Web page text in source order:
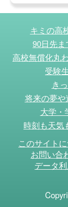
キミの高
90日先
高校無償化丸
受験
き
将来の夢や
大学・
時刻も天気
このサイト
お問い合
データ